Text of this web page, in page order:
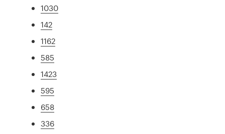
1030
142
1162
585
1423
595
658
336